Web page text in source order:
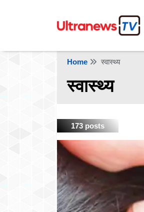
Home स्वास्थ्य
स्वास्थ्य
173 posts